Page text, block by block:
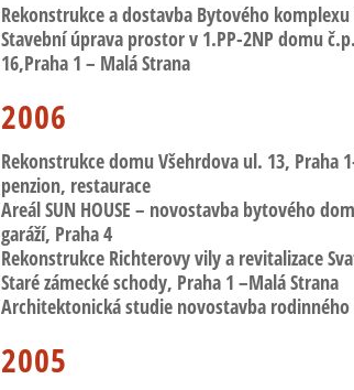
Rekonstrukce a dostavba Bytového
Stavební úprava prostorv 1.PP-2NP domu
16,Praha 1 – Malá Strana
2006
Rekonstrukce domu Všehrdova ul. 13, Praha
penzion, restaurace
Areál SUN HOUSE – novostavba bytového
garáží, Praha 4
Rekonstrukce Richterovy vily a revitalizace
Staré zámecké schody, Praha 1 –Malá Strana
Architektonická studie novostavba
2005